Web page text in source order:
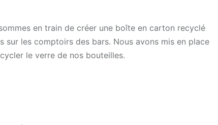
en train de créer une boîte en carton recyclé
sur les comptoirs des bars. Nous avons mis en place
le verre de nos bouteilles.